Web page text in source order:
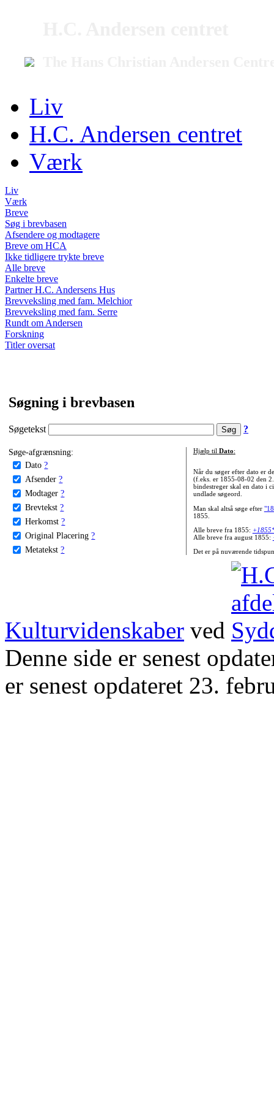
Liv
H.C. Andersen centret
Værk
Liv
Værk
Breve
Søg i brevbasen
Afsendere og modtagere
Breve om HCA
Ikke tidligere trykte breve
Alle breve
Enkelte breve
Partner H.C. Andersens Hus
Brevveksling med fam. Melchior
Brevveksling med fam. Serre
Rundt om Andersen
Forskning
Titler oversat
Søgning i brevbasen
Søgetekst ?
Søge-afgrænsning:
Dato ?
Afsender ?
Modtager ?
Brevtekst ?
Herkomst ?
Original Placering ?
Metatekst ?
Hjælp til Dato:
Når du søger efter dato er
(f.eks. er 1855-08-02 den
bindestreger skal en dato i
undlade søgeord.
Man skal altså søge efter
1855.
Alle breve fra 1855:
Alle breve fra august 1855:
Det er på nuværende
Kulturvidenskaber ved
Denne side er senest
er senest opdateret 23.